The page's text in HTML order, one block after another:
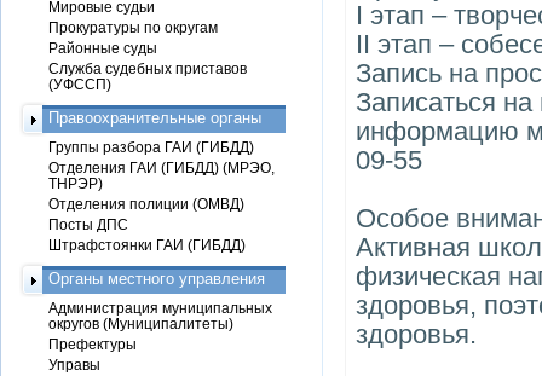
I этап –
II этап –
Запись на
Записаться
информацию
09-55
Особое
Активная
физическая
здоровья,
здоровья.
Мировые судьи
Прокуратуры по округам
Районные суды
Служба судебных приставов
(УФССП)
Правоохранительные органы
Группы разбора ГАИ (ГИБДД)
Отделения ГАИ (ГИБДД) (МРЭО,
ТНРЭР)
Отделения полиции (ОМВД)
Посты ДПС
Штрафстоянки ГАИ (ГИБДД)
Органы местного управления
Администрация муниципальных
округов (Муниципалитеты)
Префектуры
Управы